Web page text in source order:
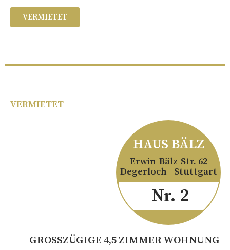
VERMIETET
VERMIETET
HAUS BÄLZ
Erwin-Bälz-Str. 62
Degerloch - Stuttgart
Nr. 2
GROSSZÜGIGE 4,5 ZIMMER WOHNUNG